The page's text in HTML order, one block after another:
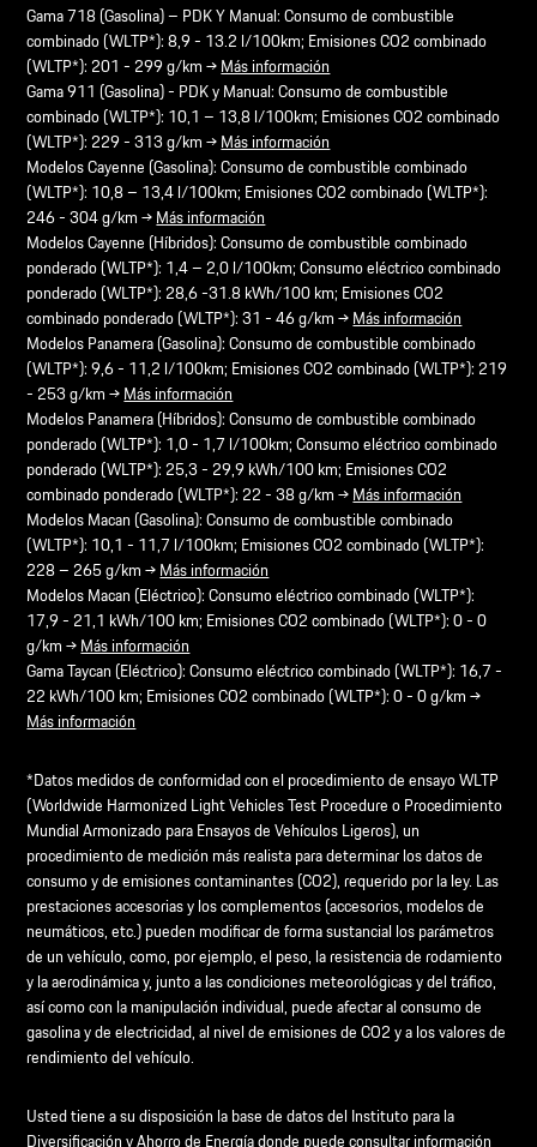
Gama 718 (Gasolina) – PDK Y Manual: Consumo de combustible
combinado (WLTP*): 8,9 - 13.2 l/100km; Emisiones CO2 combinado
(WLTP*): 201 - 299 g/km →Más información
Gama 911 (Gasolina) - PDK y Manual: Consumo de combustible
combinado (WLTP*): 10,1 – 13,8 l/100km; Emisiones CO2 combinado
(WLTP*): 229 - 313 g/km →Más información
Modelos Cayenne (Gasolina): Consumo de combustible combinado
(WLTP*): 10,8 – 13,4 l/100km; Emisiones CO2 combinado (WLTP*):
246 - 304 g/km →Más información
Modelos Cayenne (Híbridos): Consumo de combustible combinado
ponderado (WLTP*): 1,4 – 2,0 l/100km; Consumo eléctrico combinado
ponderado (WLTP*): 28,6 -31.8 kWh/100 km; Emisiones CO2
combinado ponderado (WLTP*): 31 - 46 g/km →Más información
Modelos Panamera (Gasolina): Consumo de combustible combinado
(WLTP*): 9,6 - 11,2 l/100km; Emisiones CO2 combinado (WLTP*): 219
- 253 g/km →Más información
Modelos Panamera (Híbridos): Consumo de combustible combinado
ponderado (WLTP*): 1,0 - 1,7 l/100km; Consumo eléctrico combinado
ponderado (WLTP*): 25,3 - 29,9 kWh/100 km; Emisiones CO2
combinado ponderado (WLTP*): 22 - 38 g/km →Más información
Modelos Macan (Gasolina): Consumo de combustible combinado
(WLTP*): 10,1 - 11,7 l/100km; Emisiones CO2 combinado (WLTP*):
228 – 265 g/km →Más información
Modelos Macan (Eléctrico): Consumo eléctrico combinado (WLTP*):
17,9 - 21,1 kWh/100 km; Emisiones CO2 combinado (WLTP*): 0 - 0
g/km →Más información
Gama Taycan (Eléctrico): Consumo eléctrico combinado (WLTP*): 16,7 -
22 kWh/100 km; Emisiones CO2 combinado (WLTP*): 0 - 0 g/km →
Más información
*Datos medidos de conformidad con el procedimiento de ensayo WLTP
(Worldwide Harmonized Light Vehicles Test Procedure o Procedimiento
Mundial Armonizado para Ensayos de Vehículos Ligeros), un
procedimiento de medición más realista para determinar los datos de
consumo y de emisiones contaminantes (CO2), requerido por la ley. Las
prestaciones accesorias y los complementos (accesorios, modelos de
neumáticos, etc.) pueden modificar de forma sustancial los parámetros
de un vehículo, como, por ejemplo, el peso, la resistencia de rodamiento
y la aerodinámica y, junto a las condiciones meteorológicas y del tráfico,
así como con la manipulación individual, puede afectar al consumo de
gasolina y de electricidad, al nivel de emisiones de CO2 y a los valores de
rendimiento del vehículo.
Usted tiene a su disposición la base de datos del Instituto para la
Diversificación y Ahorro de Energía donde puede consultar información